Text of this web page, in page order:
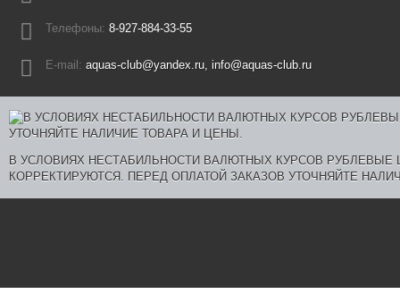
Телефоны: 8-927-884-33-55
E-mail: aquas-club@yandex.ru, info@aquas-club.ru
В УСЛОВИЯХ НЕСТАБИЛЬНОСТИ ВАЛЮТНЫХ КУРСОВ
КОРРЕКТИРУЮТСЯ. ПЕРЕД ОПЛАТОЙ ЗАКАЗОВ УТОЧНЯЙТЕ